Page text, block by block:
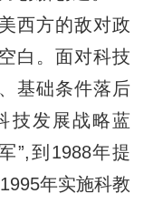
西方的敌对政
白。面对科技
基础条件落后
技发展战略蓝
”,到1988年提
年实施科教